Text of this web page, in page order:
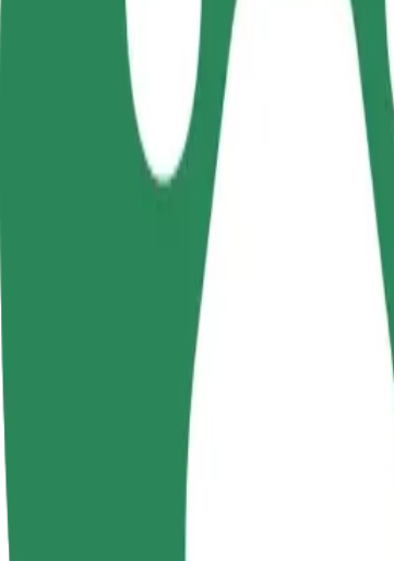
Galeria Graffica
Rzeszów Main Railway Station
Ērtība un komforts ir tikai dažu pieskārienu attālumā!
Uzticami braucieni ikdienas vidēja izmēra auto